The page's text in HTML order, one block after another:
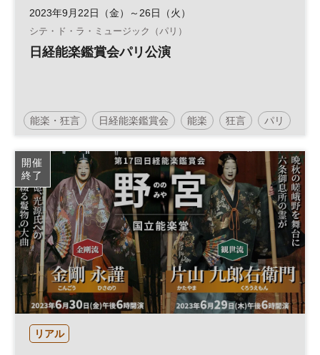
2023年9月22日（金）～26日（火）
シテ・ド・ラ・ミュージック（パリ）
日経能楽鑑賞会パリ公演
能楽・狂言 日経能楽鑑賞会 能楽 狂言 パリ
開催
終了
リアル